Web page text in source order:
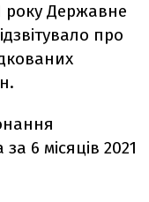
року Державне
про
6 місяців 2021